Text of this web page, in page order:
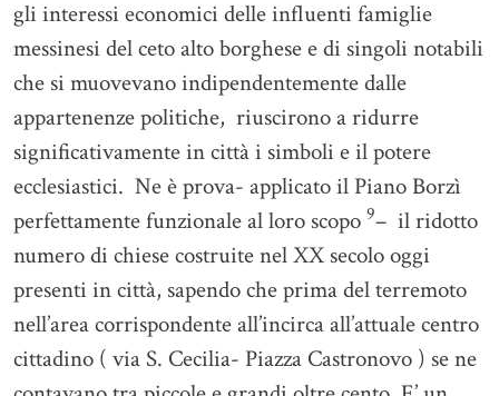
gli interessi economici delle influenti famiglie
messinesi del ceto alto borghese e di singoli notabili
che si muovevano indipendentemente dalle
appartenenze politiche, riuscirono a ridurre
significativamente in città i simboli e il potere
ecclesiastici. Ne è prova- applicato il Piano Borzì
perfettamente funzionale al loro scopo 9– il ridotto
numero di chiese costruite nel XX secolo oggi
presenti in città, sapendo che prima del terremoto
nell’area corrispondente all’incirca all’attuale centro
cittadino ( via S. Cecilia- Piazza Castronovo ) se ne